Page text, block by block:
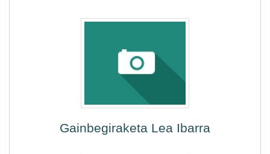
Gainbegiraketa Lea Ibarra